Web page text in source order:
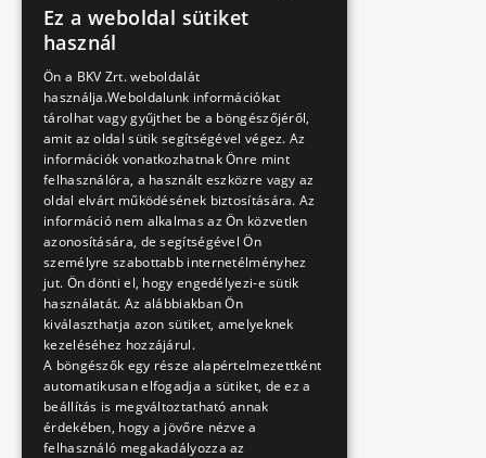
Ez a weboldal sütiket
használ
Ön a BKV Zrt. weboldalát
használja.Weboldalunk információkat
tárolhat vagy gyűjthet be a böngészőjéről,
amit az oldal sütik segítségével végez. Az
információk vonatkozhatnak Önre mint
felhasználóra, a használt eszközre vagy az
oldal elvárt működésének biztosítására. Az
információ nem alkalmas az Ön közvetlen
azonosítására, de segítségével Ön
személyre szabottabb internetélményhez
jut. Ön dönti el, hogy engedélyezi-e sütik
használatát. Az alábbiakban Ön
kiválaszthatja azon sütiket, amelyeknek
kezeléséhez hozzájárul.
A böngészők egy része alapértelmezettként
automatikusan elfogadja a sütiket, de ez a
beállítás is megváltoztatható annak
érdekében, hogy a jövőre nézve a
felhasználó megakadályozza az